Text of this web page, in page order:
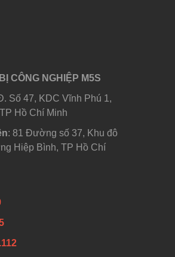
CÔNG NGHIỆP M5S
Số 47, KDC Vĩnh Phú 1,
Hồ Chí Minh
: 81 Đường số 37, Khu đô
Hiệp Bình, TP Hồ Chí